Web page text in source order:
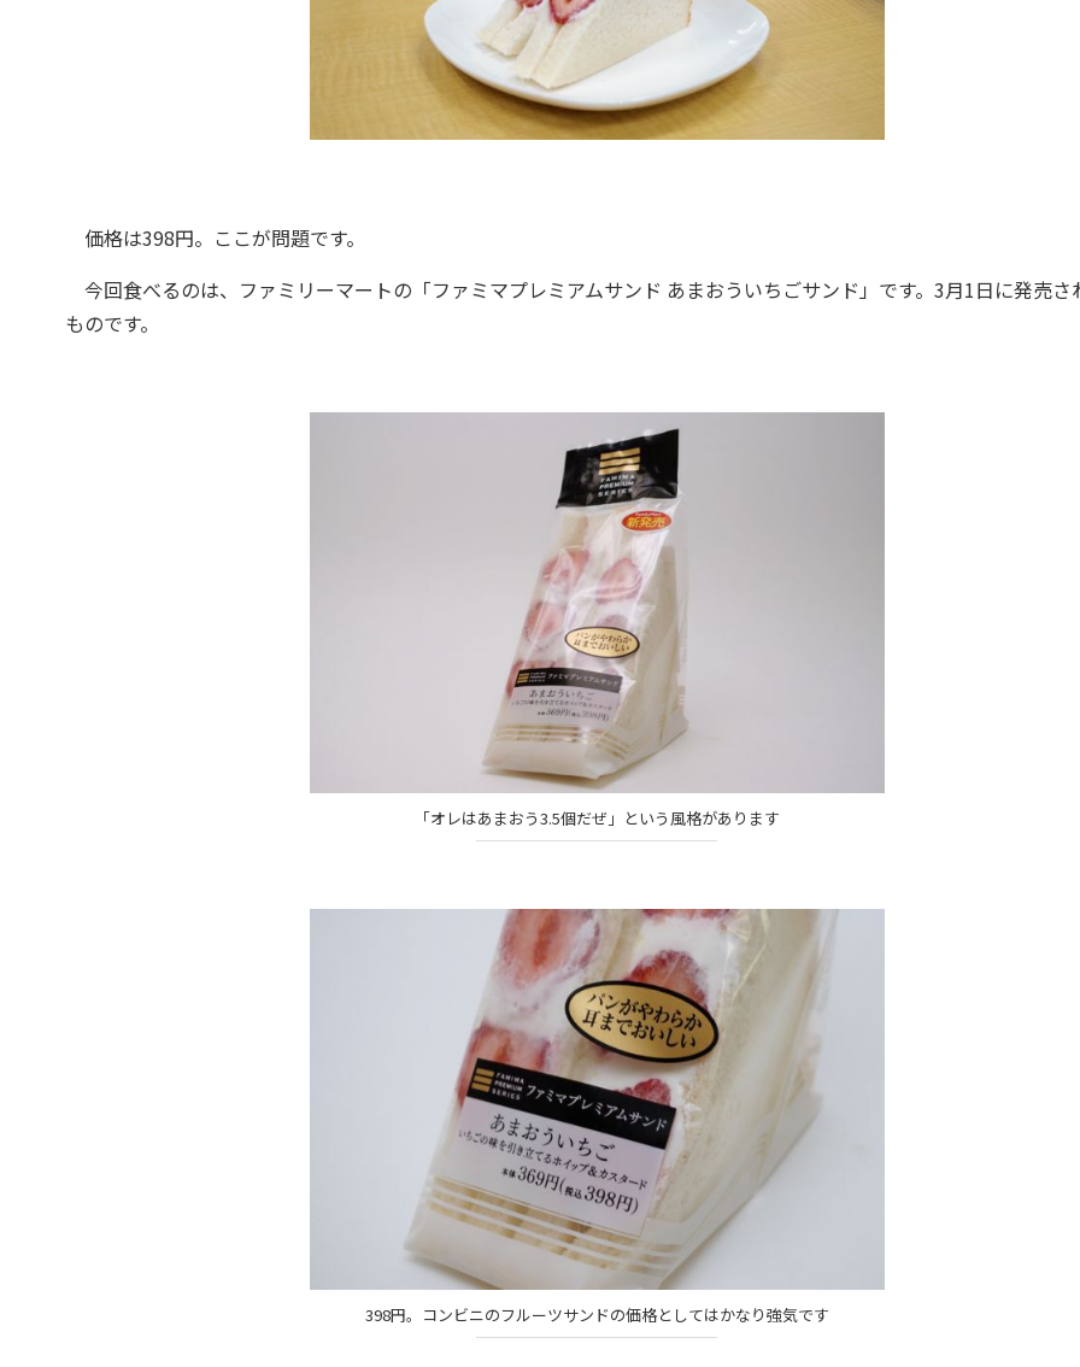
価格は398円。ここが問題です。
今回食べるのは、ファミリーマートの「ファミマプレミアムサンド あまおういちごサンド」です。3月1日に発売さ
ものです。
「オレはあまおう3.5個だぜ」という風格があります
398円。コンビニのフルーツサンドの価格としてはかなり強気です